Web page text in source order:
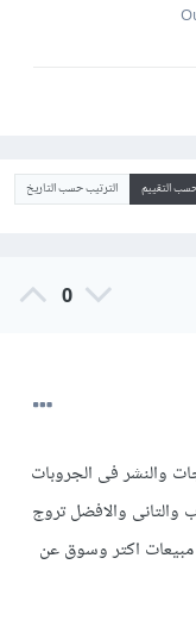
التقييم الترتيب حسب التاريخ
0
والنشر فى الجروبات
والافضل تروج
اكتر وسوق عن